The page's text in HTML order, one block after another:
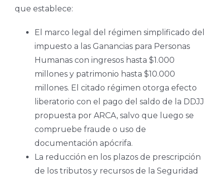
que establece:
El marco legal del régimen simplificado del
impuesto a las Ganancias para Personas
Humanas con ingresos hasta $1.000
millones y patrimonio hasta $10.000
millones. El citado régimen otorga efecto
liberatorio con el pago del saldo de la DDJJ
propuesta por ARCA, salvo que luego se
compruebe fraude o uso de
documentación apócrifa.
La reducción en los plazos de prescripción
de los tributos y recursos de la Seguridad